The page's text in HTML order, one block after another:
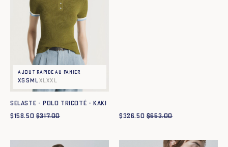
Ajout rapide au panier
XS S M L XLXXL
SELASTE - POLO TRICOTÉ - KAKI
$158.50 $317.00 $326.50 $653.00